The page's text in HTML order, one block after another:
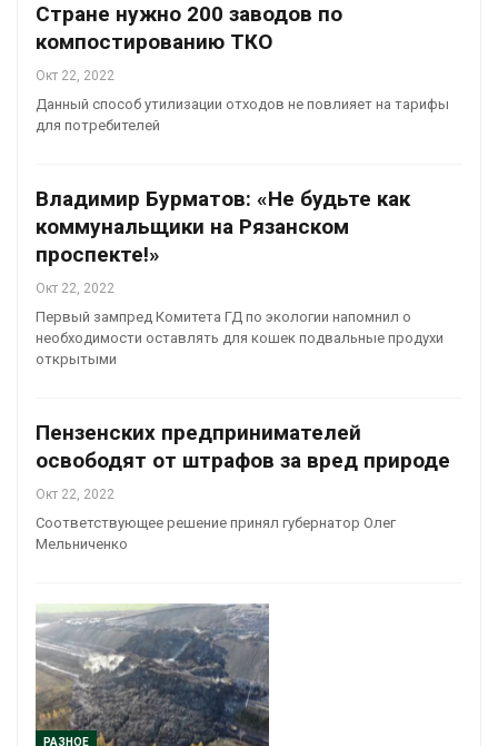
Стране нужно 200 заводов по
компостированию ТКО
Окт 22, 2022
Данный способ утилизации отходов не повлияет на тарифы
для потребителей
Владимир Бурматов: «Не будьте как
коммунальщики на Рязанском
проспекте!»
Окт 22, 2022
Первый зампред Комитета ГД по экологии напомнил о
необходимости оставлять для кошек подвальные продухи
открытыми
Пензенских предпринимателей
освободят от штрафов за вред природе
Окт 22, 2022
Соответствующее решение принял губернатор Олег
Мельниченко
РАЗНОЕ